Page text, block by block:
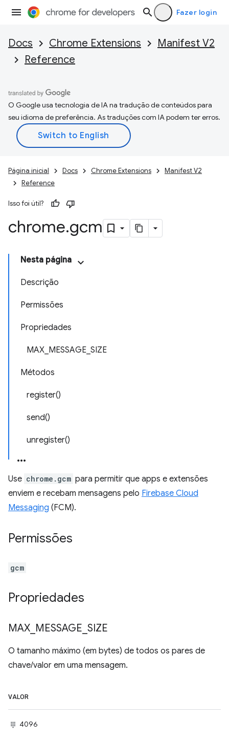
Fazer login
Docs Chrome Extensions
Manifest V2
Reference
O Google usa tecnologia de IA na tradução de conteúdos para
seu idioma de preferência. As traduções com IA podem ter erros.
Página inicial Docs Chrome Extensions
Manifest V2
Reference
Isso foi útil?
chrome.gcm
Nesta página
Descrição
Permissões
Propriedades
MAX_MESSAGE_SIZE
Métodos
register()
send()
unregister()
Use chrome.gcm para permitir que apps e extensões
enviem e recebam mensagens pelo Firebase Cloud
Messaging (FCM).
Permissões
gcm
Propriedades
MAX MESSAGE SIZE
O tamanho máximo (em bytes) de todos os pares de
chave/valor em uma mensagem.
VALOR
4096